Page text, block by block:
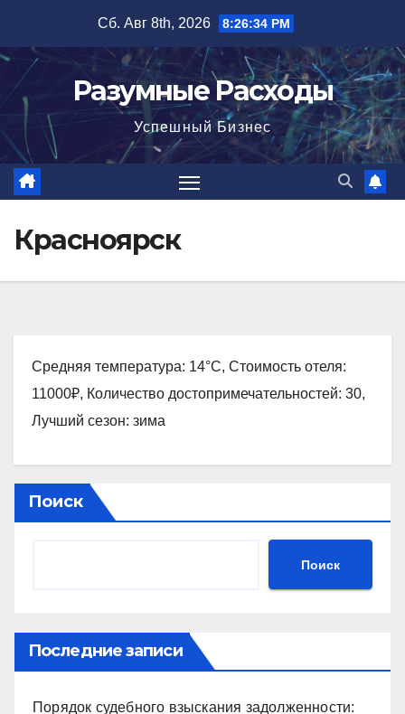
содержимому
Сб. Авг 8th, 2026 8:26:35 PM
Разумные Расходы
Успешный Бизнес
Красноярск
Средняя температура: 14°C, Стоимость отеля:
11000₽, Количество достопримечательностей: 30,
Лучший сезон: зима
Поиск
Поиск
Последние записи
Порядок судебного взыскания задолженности: